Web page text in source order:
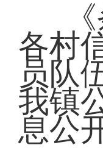
各村
员队
我镇
息公